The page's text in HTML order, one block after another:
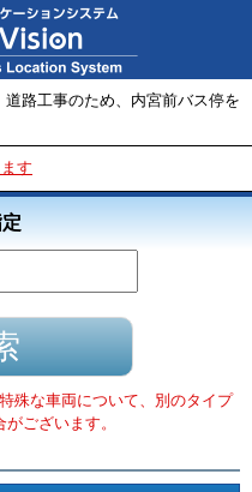
道路工事のため、内宮前バス停を
す
殊な車両について、別のタイプ
ございます。